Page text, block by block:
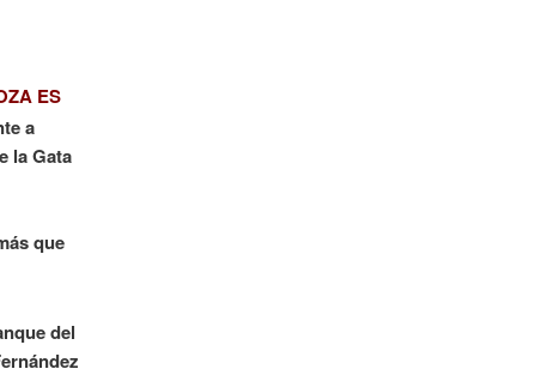
ES
a
la Gata
que
del